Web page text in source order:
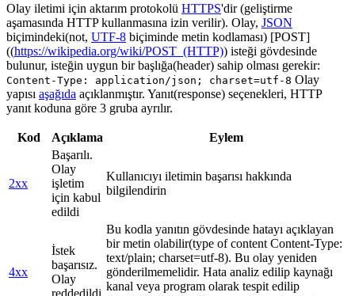
Olay iletimi için aktarım protokolü HTTPS'dir (geliştirme
aşamasında HTTP kullanmasına izin verilir). Olay, JSON
biçimindeki(not, UTF-8 biçiminde metin kodlaması) [POST]
((https://wikipedia.org/wiki/POST_(HTTP)) isteği gövdesinde
bulunur, isteğin uygun bir başlığa(header) sahip olması gerekir:
Content-Type: application/json; charset=utf-8 Olay
yapısı aşağıda açıklanmıştır. Yanıt(response) seçenekleri, HTTP
yanıt koduna göre 3 gruba ayrılır.
Kod Açıklama Eylem
2xx
Başarılı.
Olay
işletim
için kabul
edildi
Kullanıcıyı iletimin başarısı hakkında
bilgilendirin
4xx
İstek
başarısız.
Olay
reddedildi
Bu kodla yanıtın gövdesinde hatayı açıklayan
bir metin olabilir(type of content Content-Type:
text/plain; charset=utf-8). Bu olay yeniden
gönderilmemelidir. Hata analiz edilip kaynağı
kanal veya program olarak tespit edilip